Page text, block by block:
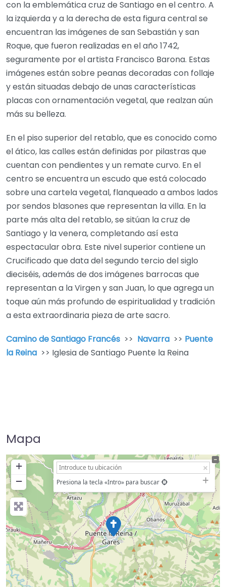
con la emblemática cruz de Santiago en el centro. A
la izquierda y a la derecha de esta figura central se
encuentran las imágenes de san Sebastián y san
Roque, que fueron realizadas en el año 1742,
seguramente por el artista Francisco Barona. Estas
imágenes están sobre peanas decoradas con follaje
y están situadas debajo de unas características
placas con ornamentación vegetal, que realzan aún
más su belleza.
En el piso superior del retablo, que es conocido como
el ático, las calles están definidas por pilastras que
cuentan con pendientes y un remate curvo. En el
centro se encuentra un escudo que está colocado
sobre una cartela vegetal, flanqueado a ambos lados
por sendos blasones que representan la villa. En la
parte más alta del retablo, se sitúan la cruz de
Santiago y la venera, completando así esta
espectacular obra. Este nivel superior contiene un
Crucificado que data del segundo tercio del siglo
dieciséis, además de dos imágenes barrocas que
representan a la Virgen y san Juan, lo que agrega un
toque aún más profundo de espiritualidad y tradición
a esta extraordinaria pieza de arte sacro.
Camino de Santiago Francés >> Navarra >> Puente
la Reina >> Iglesia de Santiago Puente la Reina
Mapa
+
−
Presiona la tecla «Intro» para buscar